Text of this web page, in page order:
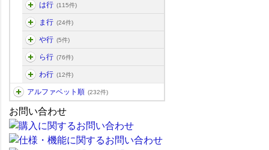
は行 (115件)
ま行 (24件)
や行 (5件)
ら行 (76件)
わ行 (12件)
アルファベット順 (232件)
お問い合わせ